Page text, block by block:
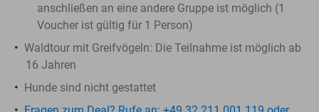
anschließen an eine andere Gruppe ist möglich (1
Voucher ist gültig für 1 Person)
Waldtour mit Greifvögeln: Die Teilnahme ist möglich ab
16 Jahren
Hunde sind nicht gestattet